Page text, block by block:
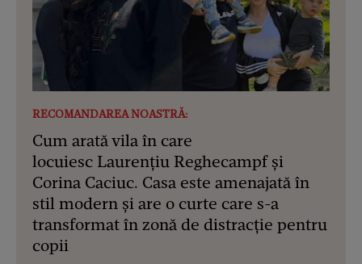
RECOMANDAREA NOASTRĂ:
Cum arată vila în care
locuiesc Laurențiu Reghecampf și
Corina Caciuc. Casa este amenajată în
stil modern și are o curte care s-a
transformat în zonă de distracție pentru
copii